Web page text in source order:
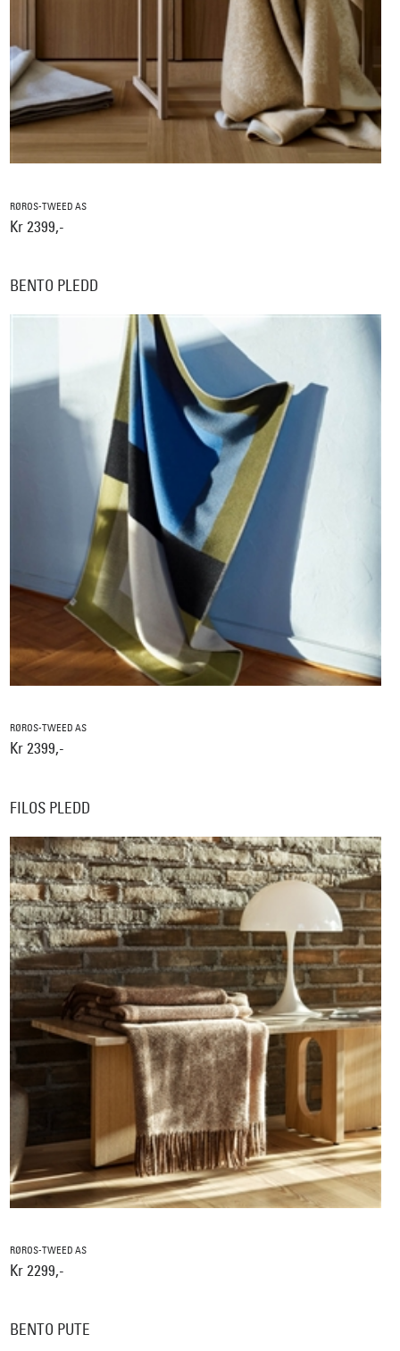
RØROS-TWEED AS
Kr 2399,-
BENTO PLEDD
RØROS-TWEED AS
Kr 2399,-
FILOS PLEDD
RØROS-TWEED AS
Kr 2299,-
BENTO PUTE